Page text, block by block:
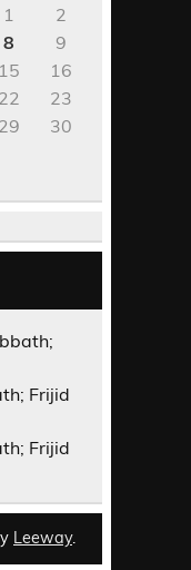
1
2
8
9
15
16
22
23
29
30
Frijid
Frijid
y Leeway.